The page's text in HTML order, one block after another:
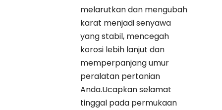
melarutkan dan mengubah
karat menjadi senyawa
yang stabil, mencegah
korosi lebih lanjut dan
memperpanjang umur
peralatan pertanian
Anda.Ucapkan selamat
tinggal pada permukaan